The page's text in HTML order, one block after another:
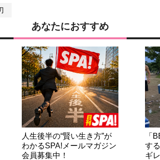
あなたにおすすめ
人生後半の“賢い生き方”が
わかるSPA!メールマガジン
会員募集中！
「
す
ギ